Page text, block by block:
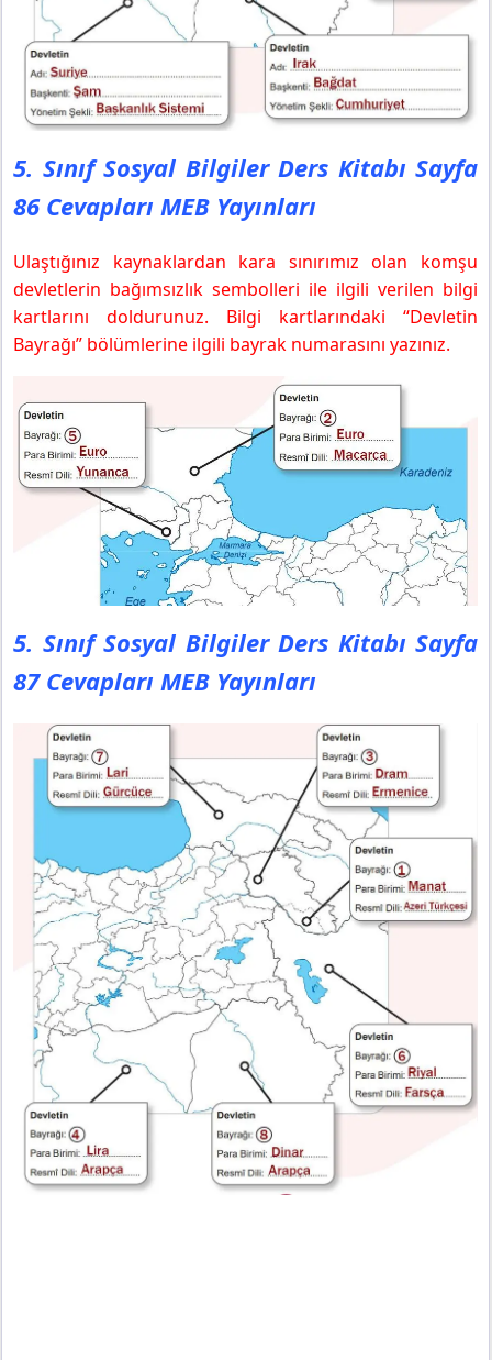
5. Sınıf Sosyal Bilgiler Ders Kitabı Sayfa
86 Cevapları MEB Yayınları
Ulaştığınız kaynaklardan kara sınırımız olan komşu
devletlerin bağımsızlık sembolleri ile ilgili verilen bilgi
kartlarını doldurunuz. Bilgi kartlarındaki “Devletin
Bayrağı” bölümlerine ilgili bayrak numarasını yazınız.
5. Sınıf Sosyal Bilgiler Ders Kitabı Sayfa
87 Cevapları MEB Yayınları